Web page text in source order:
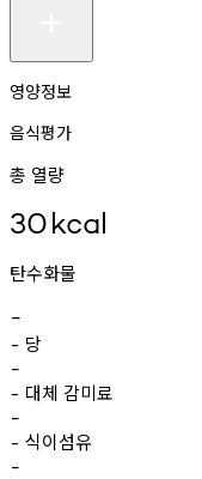
영양정보
음식평가
총 열량
30kcal
탄수화물
-
- 당
-
- 대체 감미료
-
- 식이섬유
-